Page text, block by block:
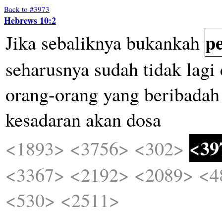
Back to #3973
Hebrews 10:2
Jika sebaliknyabukankah
seharusnya sudahtidaklagi
orang-orang yang beribadah
kesadaran akan dosa
<1893> <3756> <302>
<3367> <2192> <2089>
<530> <2511>